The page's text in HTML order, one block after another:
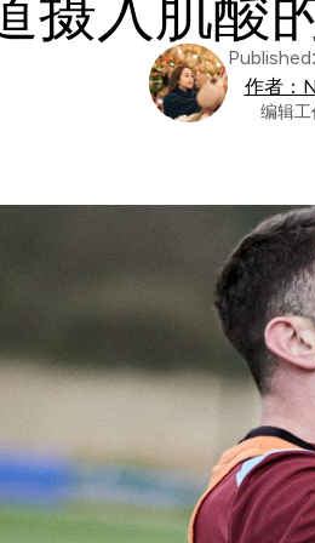
摄入肌酸
作者：
编辑工